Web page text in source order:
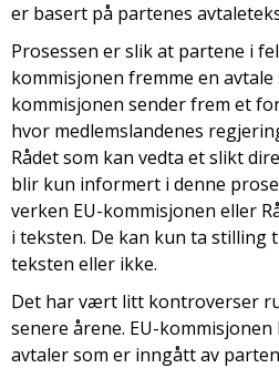
er basert på partenes
Prosessen er slik at partene i
kommisjonen fremme en avtale
kommisjonen sender frem et
hvor medlemslandenes
Rådet som kan vedta et slikt
blir kun informert i denne
verken EU-kommisjonen eller
i teksten. De kan kun ta stilling
teksten eller ikke.
Det har vært litt kontroverser
senere årene. EU-
avtaler som er inngått av